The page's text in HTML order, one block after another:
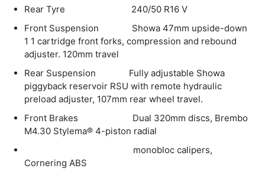
Rear Tyre 240/50 R16 V
Front Suspension Showa 47mm upside-down
1 1 cartridge front forks, compression and rebound
adjuster. 120mm travel
Rear Suspension Fully adjustable Showa
piggyback reservoir RSU with remote hydraulic
preload adjuster, 107mm rear wheel travel.
Front Brakes Dual 320mm discs, Brembo
M4.30 Stylema® 4-piston radial
monobloc calipers,
Cornering ABS